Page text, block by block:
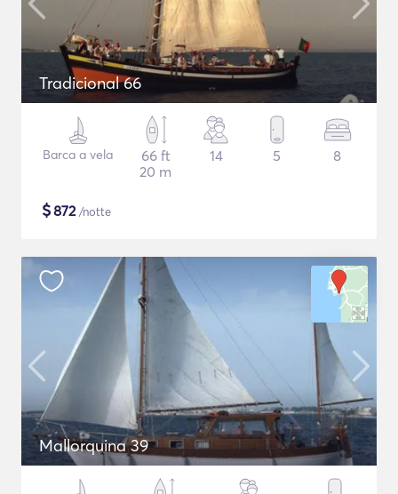
Tradicional 66
Barca a vela
66 ft
20 m
14 5 8
$872/notte
Mallorquina 39